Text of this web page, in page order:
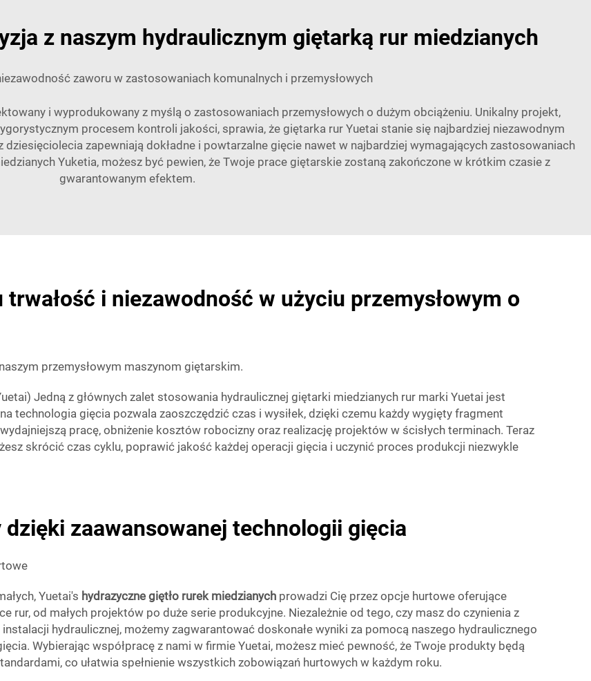
z naszym hydraulicznym giętarką rur miedzianych
zaworu w zastosowaniach komunalnych i przemysłowych
i wyprodukowany z myślą o zastosowaniach przemysłowych o dużym obciążeniu. Unikalny projekt,
procesem kontroli jakości, sprawia, że giętarka rur Yuetai stanie się najbardziej niezawodnym
zapewniają dokładne i powtarzalne gięcie nawet w najbardziej wymagających zastosowaniach
Yuketia, możesz być pewien, że Twoje prace giętarskie zostaną zakończone w krótkim czasie z
gwarantowanym efektem.
i niezawodność w użyciu przemysłowym o
przemysłowym maszynom giętarskim.
Jedną z głównych zalet stosowania hydraulicznej giętarki miedzianych rur marki Yuetai jest
technologia gięcia pozwala zaoszczędzić czas i wysiłek, dzięki czemu każdy wygięty fragment
pracę, obniżenie kosztów robocizny oraz realizację projektów w ścisłych terminach. Teraz
skrócić czas cyklu, poprawić jakość każdej operacji gięcia i uczynić proces produkcji niezwykle
zaawansowanej technologii gięcia
Yuetai's hydrazyczne giętło rurek miedzianych prowadzi Cię przez opcje hurtowe oferujące
rur, od małych projektów po duże serie produkcyjne. Niezależnie od tego, czy masz do czynienia z
hydraulicznej, możemy zagwarantować doskonałe wyniki za pomocą naszego hydraulicznego
Wybierając współpracę z nami w firmie Yuetai, możesz mieć pewność, że Twoje produkty będą
co ułatwia spełnienie wszystkich zobowiązań hurtowych w każdym roku.